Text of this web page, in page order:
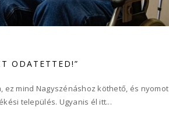
ODATETTED!”
ez mind Nagyszénáshoz köthető, és nyomot
település. Ugyanis él itt...